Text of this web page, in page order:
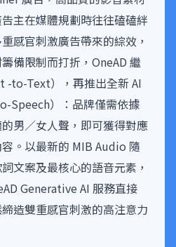
主在媒體規劃時往往磕磕絆
感官刺激廣告帶來的綜效，
備限制而打折，OneAD 繼
-to-Text），再推出全新 AI
Speech）：品牌僅需依據
男／女人聲，即可獲得對應
。以最新的 MIB Audio 隨
文案及最核心的語音元素，
Generative AI 服務直接
造雙重感官刺激的高注意力